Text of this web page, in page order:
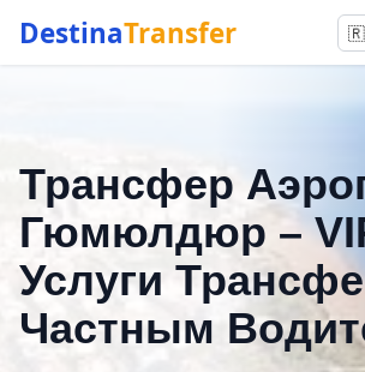
DestinaTransfer
Трансфер
Гюмюлдюр –
Услуги
Частным